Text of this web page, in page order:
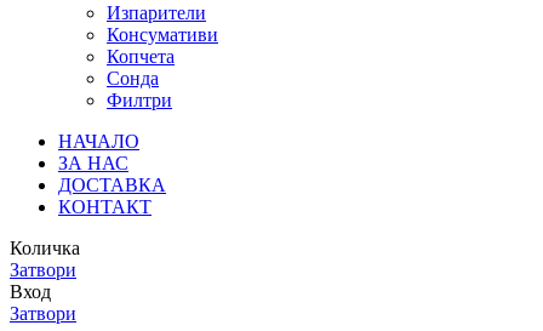
Изпарители
Консумативи
Копчета
Сонда
Филтри
НАЧАЛО
ЗА НАС
ДОСТАВКА
КОНТАКТ
Количка
Затвори
Вход
Затвори